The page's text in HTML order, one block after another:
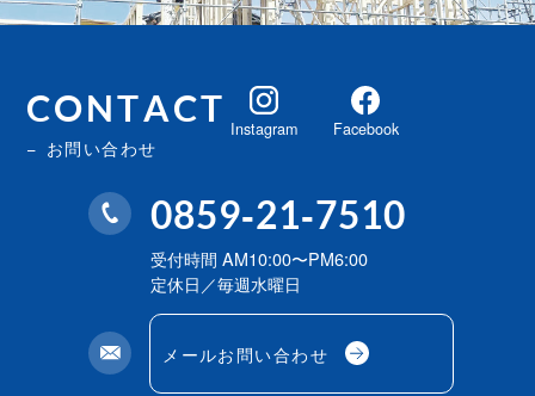
CONTACT
お問い合わせ
0859-21-7510
受付時間 AM10:00〜PM6:00
定休日／毎週水曜日
メールお問い合わせ
Instagram Facebook